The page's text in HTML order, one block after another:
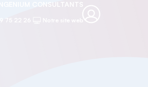
INGENIUM CONSULTANTS
Notre site web